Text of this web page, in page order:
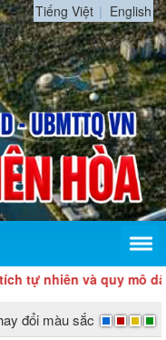
Tiếng Việt English
và quy mô dân số
đổi màu sắc